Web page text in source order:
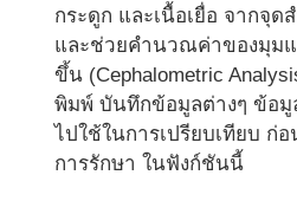
กระดูก และเนื้อเยื่อ จากจุ
และช่วยคำนวณค่าของมุมแ
ขึ้น (Cephalometric
พิมพ์ บันทึกข้อมูลต่างๆ ข้อ
ไปใช้ในการเปรียบเทียบ ก่
การรักษา ในฟังก์ชันนี้